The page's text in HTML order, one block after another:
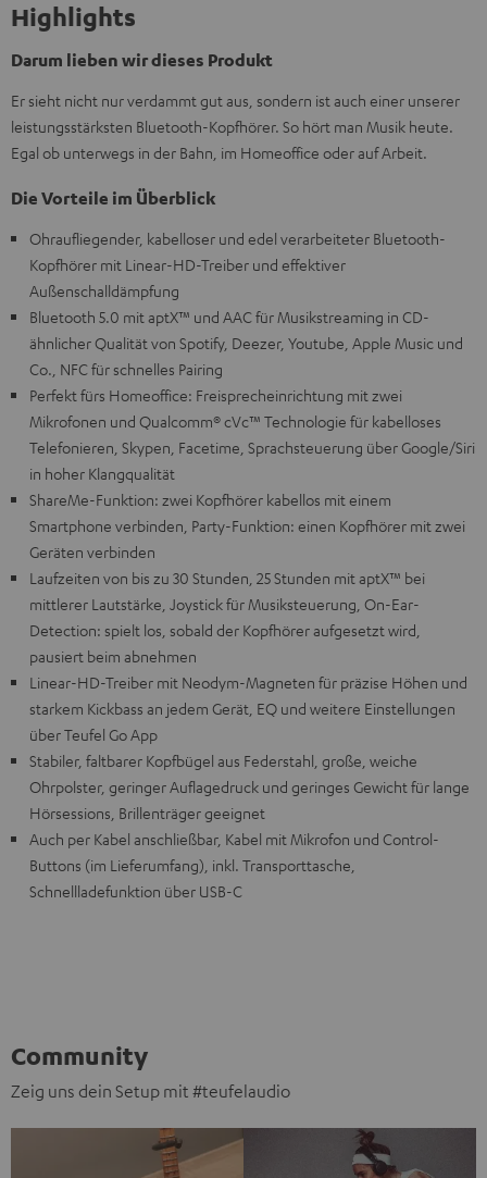
Highlights
Darum lieben wir dieses Produkt
Er sieht nicht nur verdammt gut aus, sondern ist auch einer unserer
leistungsstärksten Bluetooth-Kopfhörer. So hört man Musik heute.
Egal ob unterwegs in der Bahn, im Homeoffice oder auf Arbeit.
Die Vorteile im Überblick
Ohraufliegender, kabelloser und edel verarbeiteter Bluetooth-
Kopfhörer mit Linear-HD-Treiber und effektiver
Außenschalldämpfung
Bluetooth 5.0 mit aptX™ und AAC für Musikstreaming in CD-
ähnlicher Qualität von Spotify, Deezer, Youtube, Apple Music und
Co., NFC für schnelles Pairing
Perfekt fürs Homeoffice: Freisprecheinrichtung mit zwei
Mikrofonen und Qualcomm® cVc™ Technologie für kabelloses
Telefonieren, Skypen, Facetime, Sprachsteuerung über Google/Siri
in hoher Klangqualität
ShareMe-Funktion: zwei Kopfhörer kabellos mit einem
Smartphone verbinden, Party-Funktion: einen Kopfhörer mit zwei
Geräten verbinden
Laufzeiten von bis zu 30 Stunden, 25 Stunden mit aptX™ bei
mittlerer Lautstärke, Joystick für Musiksteuerung, On-Ear-
Detection: spielt los, sobald der Kopfhörer aufgesetzt wird,
pausiert beim abnehmen
Linear-HD-Treiber mit Neodym-Magneten für präzise Höhen und
starkem Kickbass an jedem Gerät, EQ und weitere Einstellungen
über Teufel Go App
Stabiler, faltbarer Kopfbügel aus Federstahl, große, weiche
Ohrpolster, geringer Auflagedruck und geringes Gewicht für lange
Hörsessions, Brillenträger geeignet
Auch per Kabel anschließbar, Kabel mit Mikrofon und Control-
Buttons (im Lieferumfang), inkl. Transporttasche,
Schnellladefunktion über USB-C
Community
Zeig uns dein Setup mit #teufelaudio